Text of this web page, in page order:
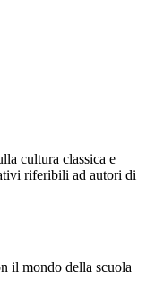
cultura classica e
riferibili ad autori di
il mondo della scuola